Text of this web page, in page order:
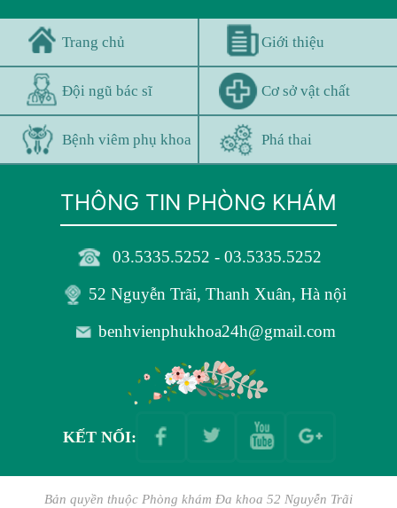
Trang chủ Giới thiệu
Đội ngũ bác sĩ Cơ sở vật chất
Bệnh viêm phụ khoa Phá thai
THÔNG TIN PHÒNG KHÁM
03.5335.5252 - 03.5335.5252
52 Nguyễn Trãi, Thanh Xuân, Hà nội
benhvienphukhoa24h@gmail.com
KẾT NỐI:
Bản quyền thuộc Phòng khám Đa khoa 52 Nguyễn Trãi